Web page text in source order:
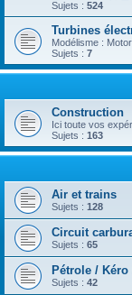
Sujets : 524
Turbines
Modélisme :
Sujets : 7
Construction
Ici toute vos
Sujets : 163
Air et trains
Sujets : 128
Circuit
Sujets : 65
Pétrole /
Sujets : 42